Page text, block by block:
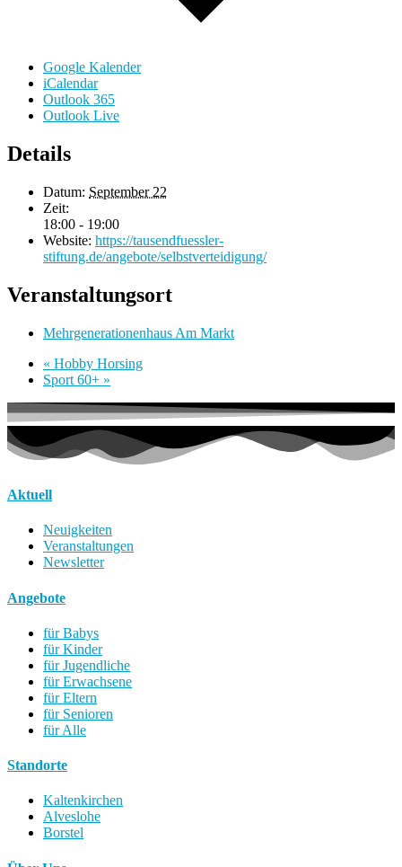
Google Kalender
iCalendar
Outlook 365
Outlook Live
Details
Datum: September 22
Zeit:
18:00 - 19:00
Website: https://tausendfuessler-
stiftung.de/angebote/selbstverteidigung/
Veranstaltungsort
Mehrgenerationenhaus Am Markt
« Hobby Horsing
Sport 60+ »
Aktuell
Neuigkeiten
Veranstaltungen
Newsletter
Angebote
für Babys
für Kinder
für Jugendliche
für Erwachsene
für Eltern
für Senioren
für Alle
Standorte
Kaltenkirchen
Alveslohe
Borstel